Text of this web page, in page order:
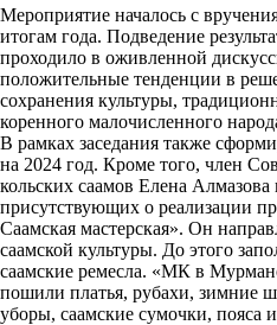
Мероприятие началось с
итогам года. Подведение
проходило в оживленной
положительные тенденции в
сохранения культуры,
коренного малочисленного
В рамках заседания также
на 2024 год. Кроме того, член
кольских саамов Елена
присутствующих о реализации
Саамская мастерская». Он
саамской культуры. До этого
саамские ремесла. «МК в
пошили платья, рубахи, зимние
уборы, саамские сумочки, пояса